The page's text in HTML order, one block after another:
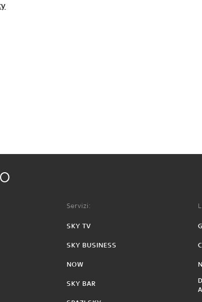
Servizi:
SKY TV
SKY BUSINESS
NOW
SKY BAR